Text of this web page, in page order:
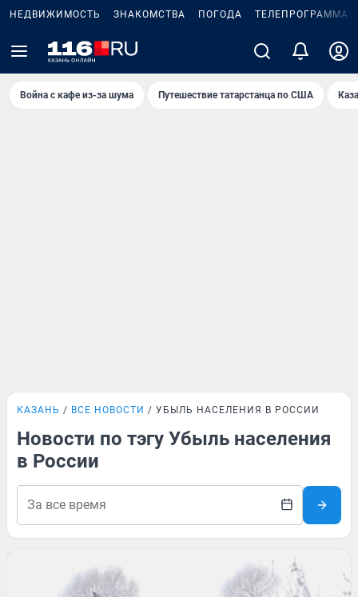
НЕДВИЖИМОСТЬ ЗНАКОМСТВА ПОГОДА ТЕЛЕПРОГРАММА
Война с кафе из-за шума Путешествие татарстанца по США
КАЗАНЬ ВСЕ НОВОСТИ УБЫЛЬ НАСЕЛЕНИЯ В РОССИИ
Новости по тэгу Убыль населения
в России